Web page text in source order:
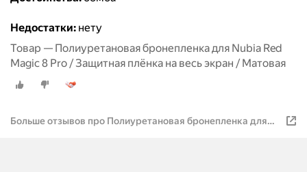
Недостатки: нету
Товар — Полиуретановая бронепленка для Nubia Red
Magic 8 Pro / Защитная плёнка на весь экран / Матовая
Больше отзывов про Полиуретановая бронепленка для